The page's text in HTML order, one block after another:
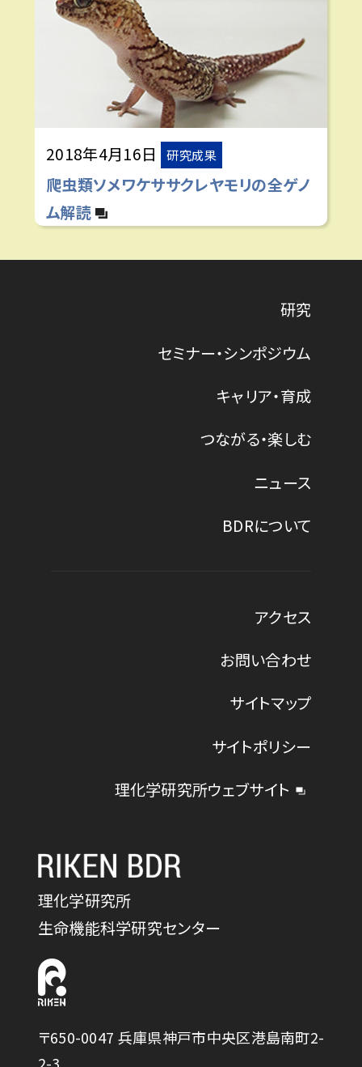
2018年4月16日 研究成果
爬虫類ソメワケササクレヤモリの全ゲノ
ム解読
研究
セミナー・シンポジウム
キャリア・育成
つながる・楽しむ
ニュース
BDRについて
アクセス
お問い合わせ
サイトマップ
サイトポリシー
理化学研究所ウェブサイト
理化学研究所
生命機能科学研究センター
〒650-0047 兵庫県神戸市中央区港島南町2-
2-3